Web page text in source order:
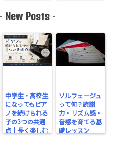
New Posts -
中学生・高校生
になってもピア
ノを続けられる
子の3つの共通
点｜長く楽しむ
ソルフェージュ
って何？読譜
力・リズム感・
音感を育てる基
礎レッスン